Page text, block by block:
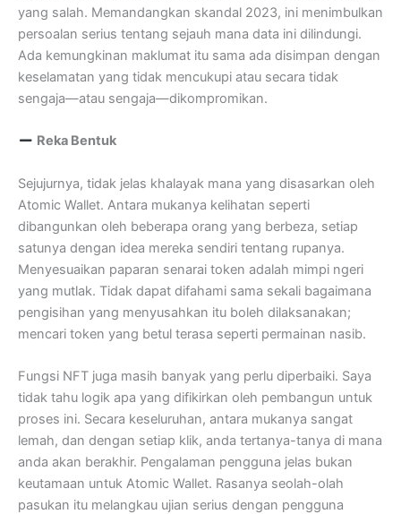
yang salah. Memandangkan skandal 2023, ini menimbulkan
persoalan serius tentang sejauh mana data ini dilindungi.
Ada kemungkinan maklumat itu sama ada disimpan dengan
keselamatan yang tidak mencukupi atau secara tidak
sengaja—atau sengaja—dikompromikan.
Reka Bentuk
Sejujurnya, tidak jelas khalayak mana yang disasarkan oleh
Atomic Wallet. Antara mukanya kelihatan seperti
dibangunkan oleh beberapa orang yang berbeza, setiap
satunya dengan idea mereka sendiri tentang rupanya.
Menyesuaikan paparan senarai token adalah mimpi ngeri
yang mutlak. Tidak dapat difahami sama sekali bagaimana
pengisihan yang menyusahkan itu boleh dilaksanakan;
mencari token yang betul terasa seperti permainan nasib.
Fungsi NFT juga masih banyak yang perlu diperbaiki. Saya
tidak tahu logik apa yang difikirkan oleh pembangun untuk
proses ini. Secara keseluruhan, antara mukanya sangat
lemah, dan dengan setiap klik, anda tertanya-tanya di mana
anda akan berakhir. Pengalaman pengguna jelas bukan
keutamaan untuk Atomic Wallet. Rasanya seolah-olah
pasukan itu melangkau ujian serius dengan pengguna